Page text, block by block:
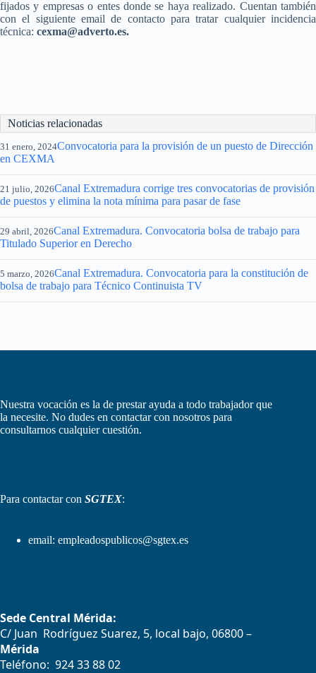
fijados y empresas o entes donde se haya realizado. Cuentan también
con el siguiente email de contacto para tratar cualquier incidencia
técnica: cexma@adverto.es.
Noticias relacionadas
31 enero, 2024Convocatoria para la provisión de un puesto de Dirección
en CEXMA
21 julio, 2026Canal Extremadura corrige tres convocatorias de provisión
de puestos y elimina la nota mínima para pasar de fase
29 abril, 2026Canal Extremadura. Convocatoria bolsa de trabajo para
Titulado Superior en Derecho
5 marzo, 2026Canal Extremadura. Convocatoria para la constitución de
bolsa de trabajo para Técnico Continuista TV
Nuestra vocación es la de prestar ayuda a todo trabajador que
la necesite. No dudes en contactar con nosotros para
consultarnos cualquier cuestión.
Para contactar con SGTEX:
email: empleadospublicos@sgtex.es
Sede Central Mérida:
C/ Juan Rodríguez Suarez, 5, local bajo, 06800 –
Mérida
Teléfono: 924 33 88 02